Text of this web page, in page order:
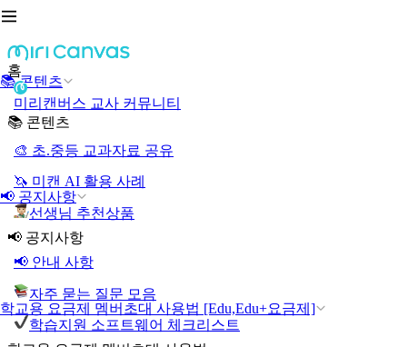
📚 콘텐츠
📢 공지사항
학교용 요금제 멤버초대 사용법 [Edu,Edu+요금제]
홈
미리캔버스 교사 커뮤니티
📚 콘텐츠
🎨 초.중등 교과자료 공유
🦄 미캔 AI 활용 사례
선생님 추천상품
📢 공지사항
📢 안내 사항
자주 묻는 질문 모음
학습지원 소프트웨어 체크리스트